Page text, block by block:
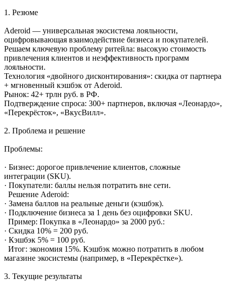
1. Резюме
Aderoid — универсальная экосистема лояльности,
оцифровывающая взаимодействие бизнеса и покупателей.
Решаем ключевую проблему ритейла: высокую стоимость
привлечения клиентов и неэффективность программ
лояльности.
Технология «двойного дисконтирования»: скидка от партнера
+ мгновенный кэшбэк от Aderoid.
Рынок: 42+ трлн руб. в РФ.
Подтверждение спроса: 300+ партнеров, включая «Леонардо»,
«Перекрёсток», «ВкусВилл».
2. Проблема и решение
Проблемы:
· Бизнес: дорогое привлечение клиентов, сложные
интеграции (SKU).
· Покупатели: баллы нельзя потратить вне сети.
Решение Aderoid:
· Замена баллов на реальные деньги (кэшбэк).
· Подключение бизнеса за 1 день без оцифровки SKU.
Пример: Покупка в «Леонардо» за 2000 руб.:
· Скидка 10% = 200 руб.
· Кэшбэк 5% = 100 руб.
Итог: экономия 15%. Кэшбэк можно потратить в любом
магазине экосистемы (например, в «Перекрёстке»).
3. Текущие результаты